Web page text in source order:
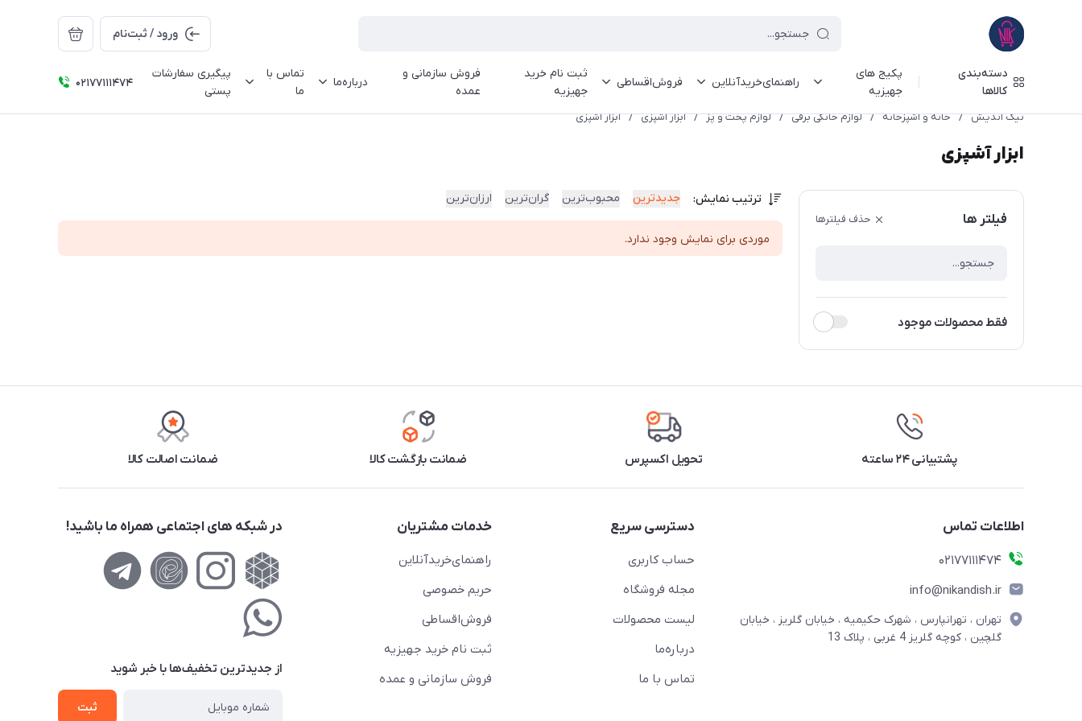
ورود / ثبت‌نام
دسته‌بندی
کالاها
پکیج های
جهیزیه
راهنمای‌خرید‌آنلاین فروش‌اقساطی
ثبت نام خرید
جهیزیه
فروش سازمانی و
عمده
درباره‌ما
تماس با
ما
پیگیری سفارشات
پستی
02177111474
نیک اندیش / خانه و آشپزخانه / لوازم خانگی برقی / لوازم پخت و پز / ابزار آشپزی / ابزار آشپزی
ابزار آشپزی
فیلتر ها حذف فیلترها
فقط محصولات موجود
ترتیب نمایش: جدیدترین محبوب‌ترین گران‌ترین ارزان‌ترین
موردی برای نمایش وجود ندارد.
پشتیبانی ۲۴ ساعته تحویل اکسپرس ضمانت بازگشت کالا ضمانت اصالت کالا
اطلاعات تماس
02177111474
info@nikandish.ir
تهران ، تهرانپارس ، شهرک حکیمیه ، خیابان گلریز ، خیابان
گلچین ، کوچه گلریز 4 غربی ، پلاک 13
دسترسی سریع
حساب کاربری
مجله فروشگاه
لیست محصولات
درباره‌ما
تماس با ما
خدمات مشتریان
راهنمای‌خرید‌آنلاین
حریم خصوصی
فروش‌اقساطی
ثبت نام خرید جهیزیه
فروش سازمانی و عمده
در شبکه های اجتماعی همراه ما باشید!
از جدید‌ترین تخفیف‌ها با‌ خبر شوید
ثبت